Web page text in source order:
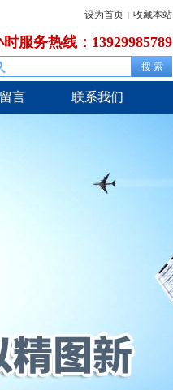
设为首页 | 收藏本站
时服务热线：13929985789
言 联系我们